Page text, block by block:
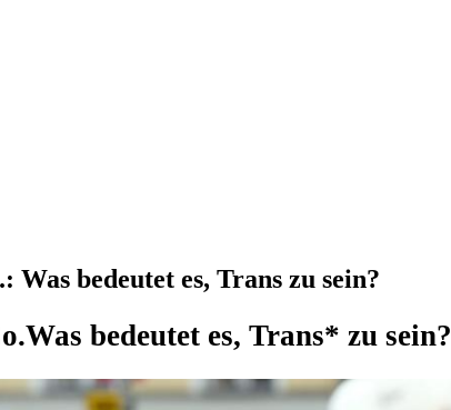
bedeutet es, Trans zu sein?
Was bedeutet es, Trans* zu sein?